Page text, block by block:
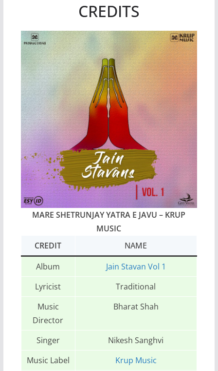
CREDITS
MARE SHETRUNJAY YATRA E JAVU – KRUP
MUSIC
CREDIT
NAME
Album
Jain Stavan Vol 1
Lyricist
Traditional
Music
Director
Bharat Shah
Singer
Nikesh Sanghvi
Music Label
Krup Music